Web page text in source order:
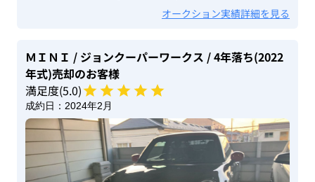
オークション実績詳細を見る
ＭＩＮＩ / ジョンクーパーワークス / 4年落ち(2022
年式)売却のお客様
満足度(5.0)
成約日： 2024年2月